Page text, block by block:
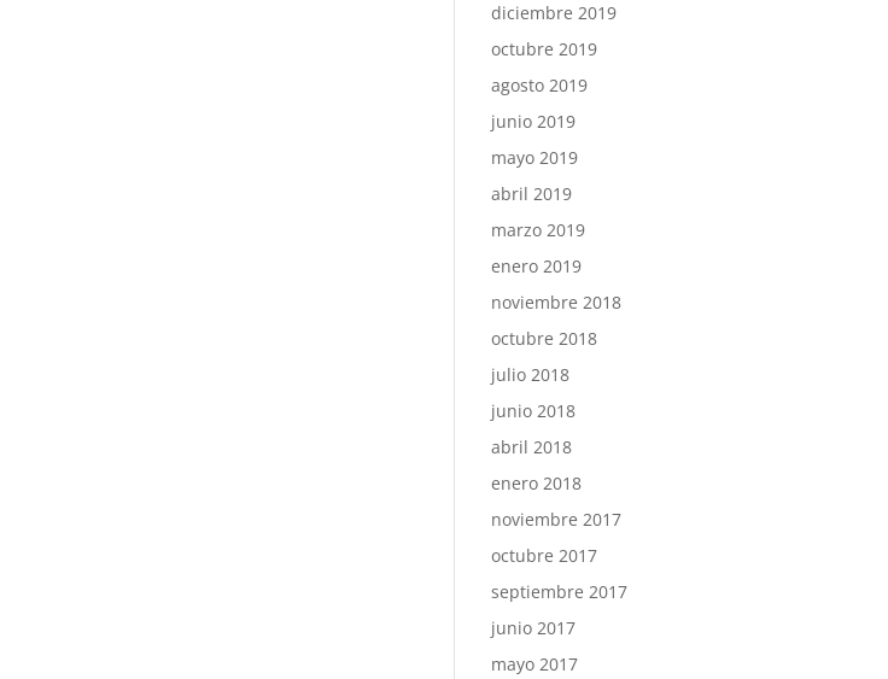
diciembre 2019
octubre 2019
agosto 2019
junio 2019
mayo 2019
abril 2019
marzo 2019
enero 2019
noviembre 2018
octubre 2018
julio 2018
junio 2018
abril 2018
enero 2018
noviembre 2017
octubre 2017
septiembre 2017
junio 2017
mayo 2017